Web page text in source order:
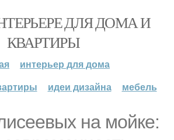
ДЛЯ ДОМА И
КВАРТИРЫ
интерьер для дома
идеи дизайна мебель
на мойке: